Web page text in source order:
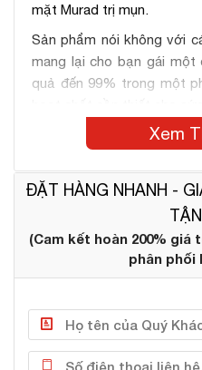
mặt Murad trị mụn.
Sản phẩm nói không với
mang lại cho bạn gái một
quả đến 99% trong một
tế bào, nhẹ nhàng lấy
trong lỗ chân lông,
nang lông gây mụn cho da.
bào chết trên bề mặt da
đổi chất làm mới làn da.
Tinh dầu bạc hà
Xem
ĐẶT HÀNG NHANH -
(Cam kết hoàn 200% giá
phân phối